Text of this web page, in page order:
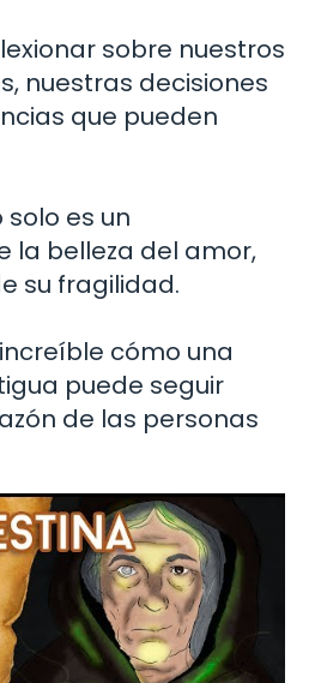
sobre nuestros
nuestras decisiones
que pueden
es un
la belleza del amor,
su fragilidad.
cómo una
puede seguir
de las personas